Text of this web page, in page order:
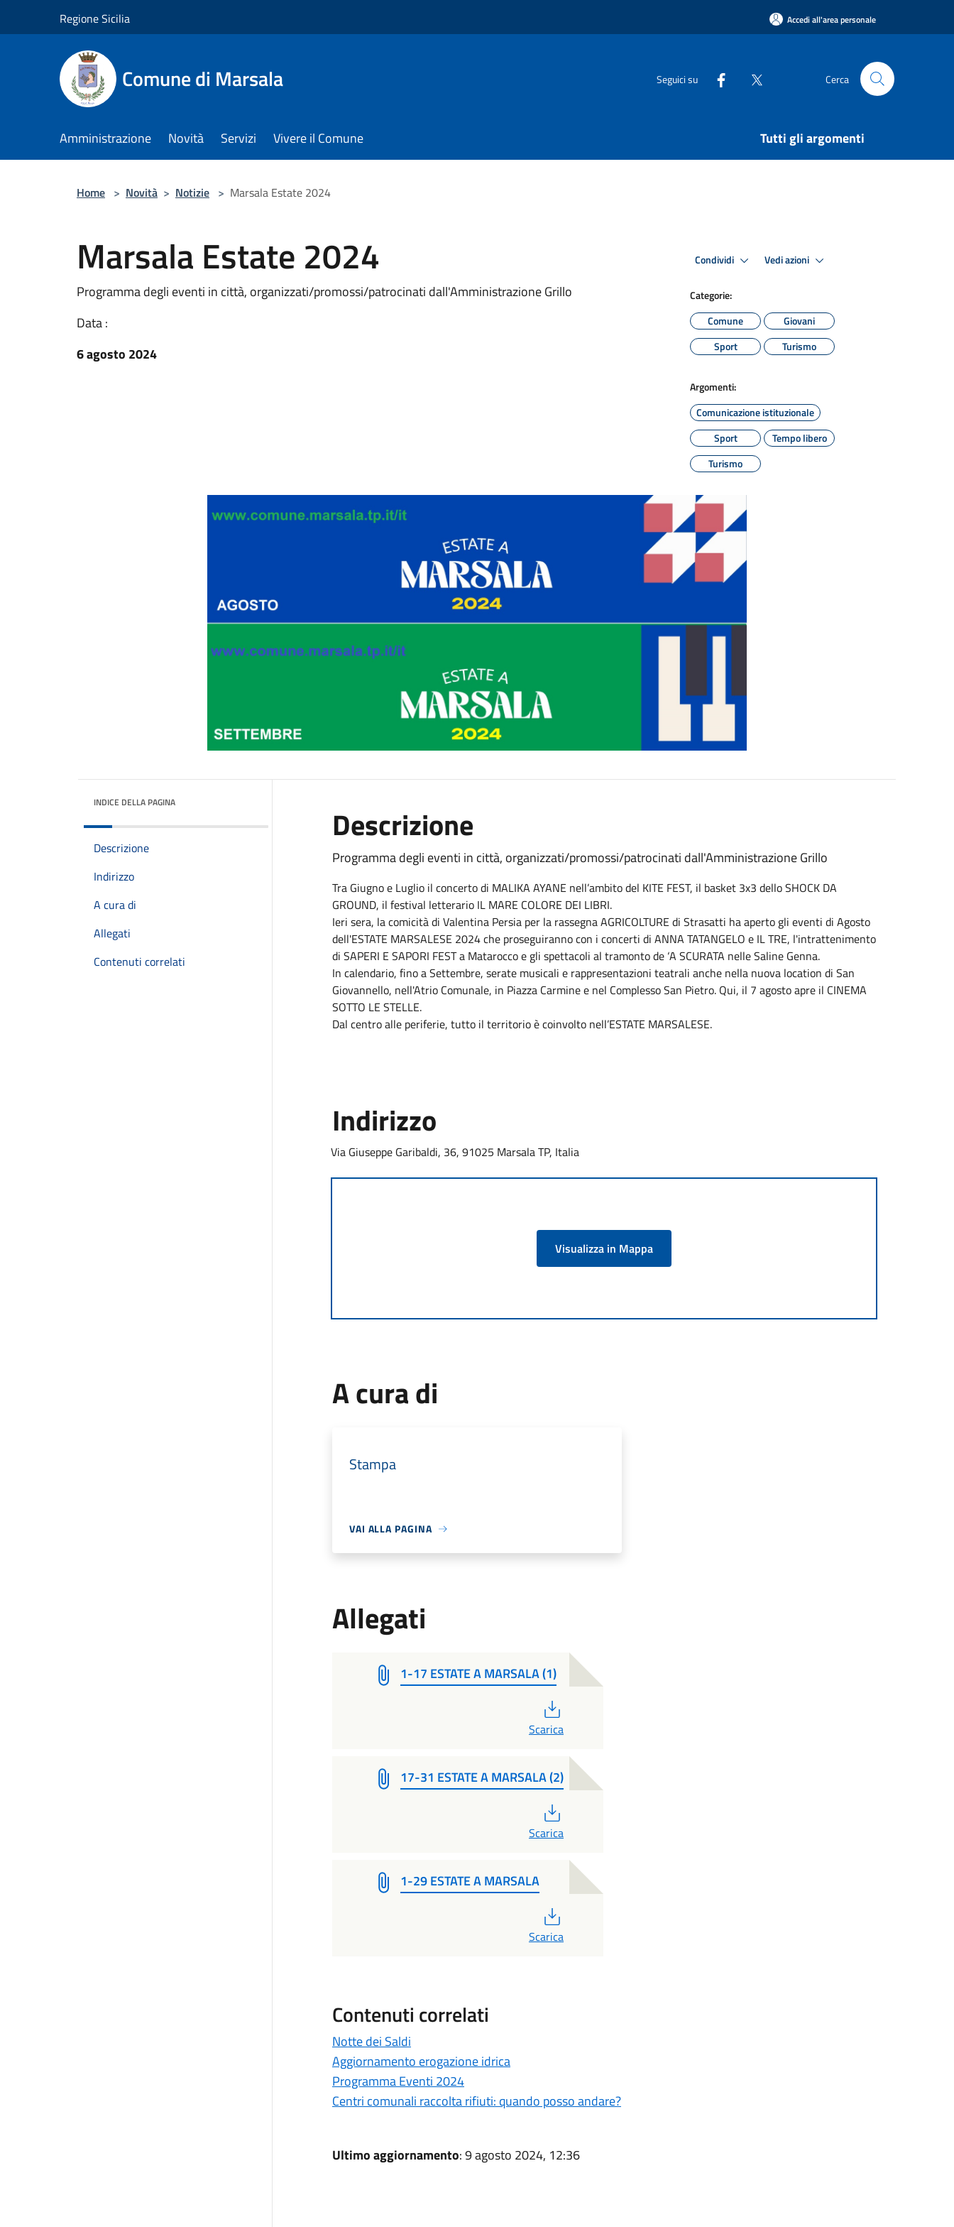
Regione Sicilia Accedi all'area personale
Comune di Marsala Seguici su Cerca
Amministrazione Novità Servizi Vivere il Comune Tutti gli argomenti
Home > Novità > Notizie > Marsala Estate 2024
Marsala Estate 2024
Programma degli eventi in città, organizzati/promossi/patrocinati dall'Amministrazione Grillo
Data :
6 agosto 2024
Condividi Vedi azioni
Categorie:
Comune
Giovani
Sport
Turismo
Argomenti:
Comunicazione istituzionale
Sport
Tempo libero
Turismo
INDICE DELLA PAGINA
Descrizione
Indirizzo
A cura di
Allegati
Contenuti correlati
Descrizione
Programma degli eventi in città, organizzati/promossi/patrocinati dall'Amministrazione Grillo
Tra Giugno e Luglio il concerto di MALIKA AYANE nell’ambito del KITE FEST, il basket 3x3 dello SHOCK DA
GROUND, il festival letterario IL MARE COLORE DEI LIBRI.
Ieri sera, la comicità di Valentina Persia per la rassegna AGRICOLTURE di Strasatti ha aperto gli eventi di Agosto
dell'ESTATE MARSALESE 2024 che proseguiranno con i concerti di ANNA TATANGELO e IL TRE, l'intrattenimento
di SAPERI E SAPORI FEST a Matarocco e gli spettacoli al tramonto de ‘A SCURATA nelle Saline Genna.
In calendario, fino a Settembre, serate musicali e rappresentazioni teatrali anche nella nuova location di San
Giovannello, nell'Atrio Comunale, in Piazza Carmine e nel Complesso San Pietro. Qui, il 7 agosto apre il CINEMA
SOTTO LE STELLE.
Dal centro alle periferie, tutto il territorio è coinvolto nell’ESTATE MARSALESE.
Indirizzo
Via Giuseppe Garibaldi, 36, 91025 Marsala TP, Italia
Visualizza in Mappa
A cura di
Stampa
VAI ALLA PAGINA
Allegati
1-17 ESTATE A MARSALA (1)
Scarica
17-31 ESTATE A MARSALA (2)
Scarica
1-29 ESTATE A MARSALA
Scarica
Contenuti correlati
Notte dei Saldi
Aggiornamento erogazione idrica
Programma Eventi 2024
Centri comunali raccolta rifiuti: quando posso andare?
Ultimo aggiornamento: 9 agosto 2024, 12:36